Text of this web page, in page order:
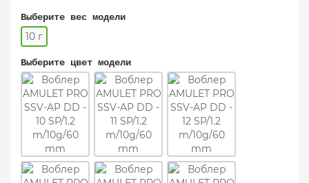
Выберите вес модели
10 г
Выберите цвет модели